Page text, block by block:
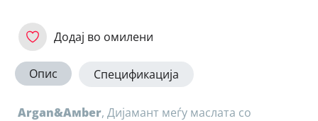
Додај во омилени
Опис Спецификација
Argan&Aмber, Дијамант меѓу маслата со